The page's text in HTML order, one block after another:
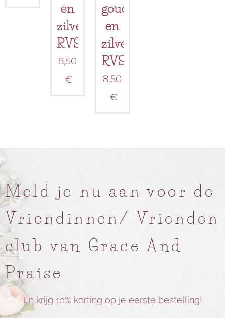
en
zilverkleurig
RVS
8,50
€
goud
en
zilver
RVS
8,50
€
Meld je nu aan voor de
Vriendinnen/ Vrienden
club van Grace And
Praise
En krijg 10% korting op je eerste bestelling!